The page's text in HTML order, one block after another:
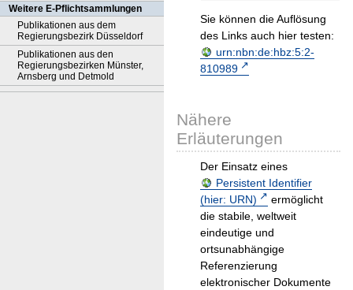
Weitere E-Pflichtsammlungen
Publikationen aus dem
Regierungsbezirk Düsseldorf
Publikationen aus den
Regierungsbezirken Münster,
Arnsberg und Detmold
Sie können die Auflösung
des Links auch hier testen:
urn:nbn:de:hbz:5:2-
810989
Nähere
Erläuterungen
Der Einsatz eines
Persistent Identifier
(hier: URN)
ermöglicht
die stabile, weltweit
eindeutige und
ortsunabhängige
Referenzierung
elektronischer Dokumente